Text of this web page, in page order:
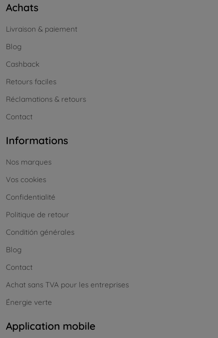
Achats
Livraison & paiement
Blog
Cashback
Retours faciles
Réclamations & retours
Contact
Informations
Nos marques
Vos cookies
Confidentialité
Politique de retour
Conditión générales
Blog
Contact
Achat sans TVA pour les entreprises
Énergie verte
Application mobile